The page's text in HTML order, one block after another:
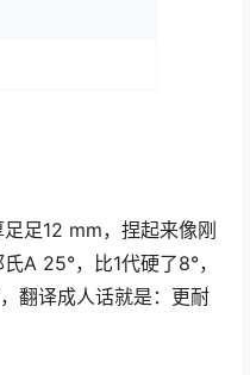
足12 mm，捏起来像刚
A 25°，比1代硬了8°，
翻译成人话就是：更耐